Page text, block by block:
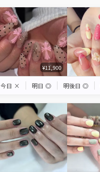
¥11,900
今日 × 明日 ◎ 明後日 ◎